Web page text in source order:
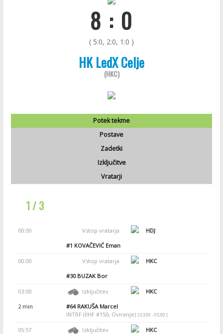
8 : 0
( 5:0, 2:0, 1:0 )
HK LedX Celje
(HKC)
Potek tekme
Postave
Zadetki
Izključitve
Vratarji
1 / 3
00:00 Vstop vratarja
HDJ
#1 KOVAČEVIĆ Eman
00:00 Vstop vratarja
HKC
#30BUZAK Bor
03:00 Izključitev
HKC
2 min
#64RAKUŠA Marcel
INTRF (IIHF #150, Oviranje) [ 03:00 - 05:00 ]
05:57 Izključitev
HKC